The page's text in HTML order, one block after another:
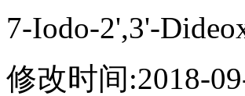
7-Iodo-2',3'-
修改时间:2018-